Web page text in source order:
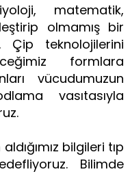
matematik,
olmamış bir
Çip teknolojilerini
formlara
vücudumuzun
vasıtasıyla
bilgileri tıp
Bilimde